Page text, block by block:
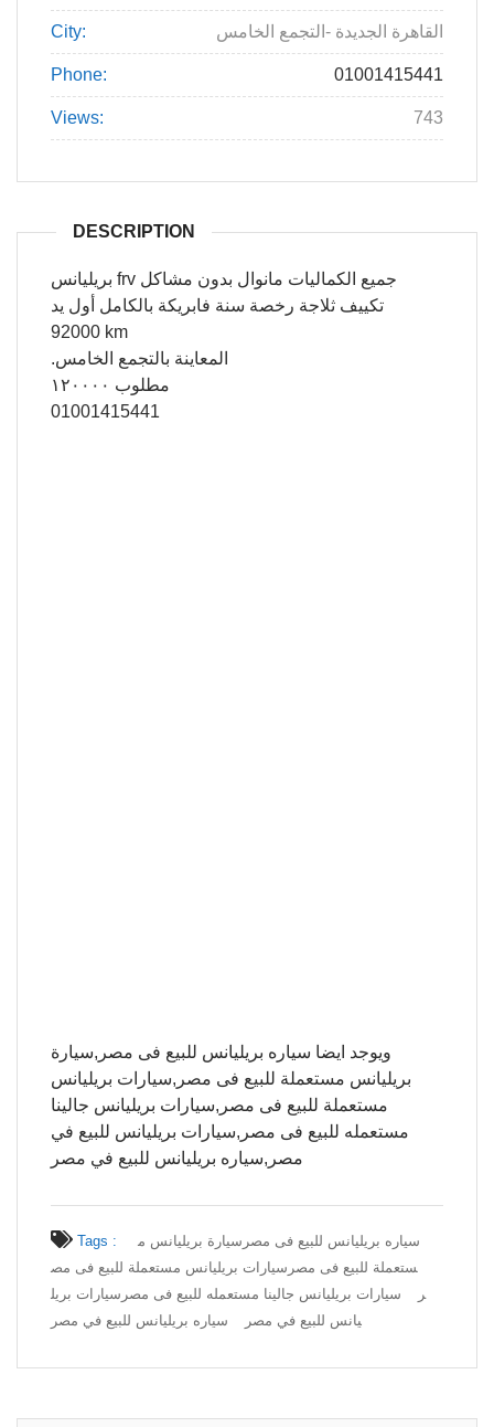
City: القاهرة الجديدة -التجمع الخامس
Phone: 01001415441
Views: 743
DESCRIPTION
بريليانس frv جميع الكماليات مانوال بدون مشاكل
تكييف ثلاجة رخصة سنة فابريكة بالكامل أول يد
92000 km
.المعاينة بالتجمع الخامس
مطلوب ١٢٠٠٠٠
01001415441
ويوجد ايضا سياره بريليانس للبيع فى مصر,سيارة
بريليانس مستعملة للبيع فى مصر,سيارات بريليانس
مستعملة للبيع فى مصر,سيارات بريليانس جالينا
مستعمله للبيع فى مصر,سيارات بريليانس للبيع في
مصر,سياره بريليانس للبيع في مصر
Tags : سياره بريليانس للبيع فى مصر سيارة بريليانس م
ستعملة للبيع فى مصر سيارات بريليانس مستعملة للبيع فى مص
ر
سيارات بريليانس جالينا مستعمله للبيع فى مصر سيارات بريل
يانس للبيع في مصر
سياره بريليانس للبيع في مصر